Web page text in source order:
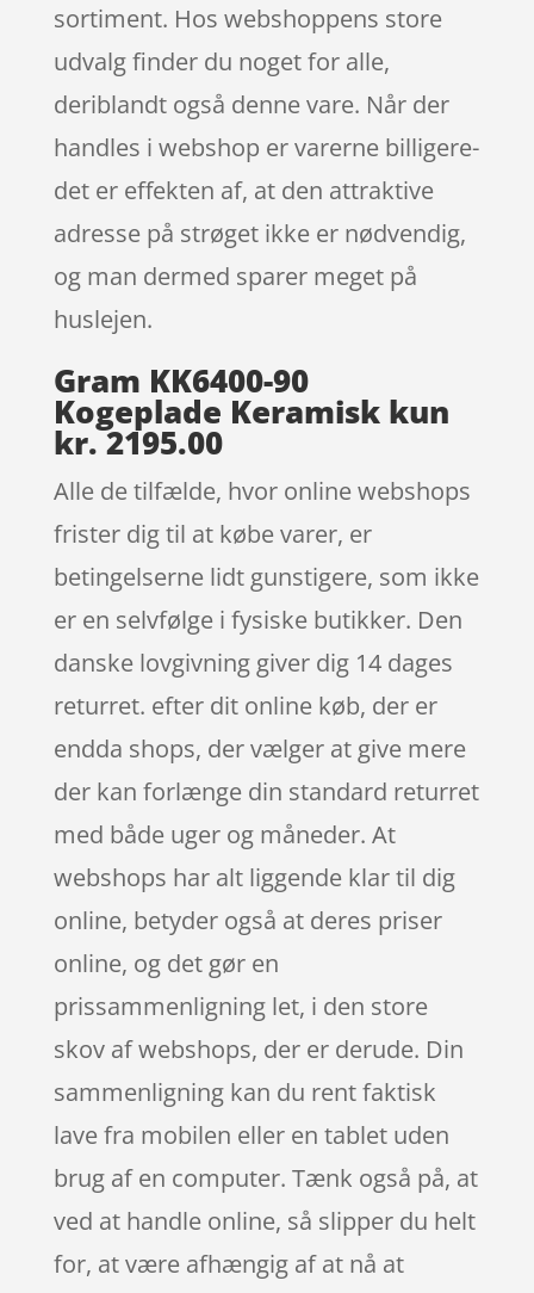
sortiment. Hos webshoppens store
udvalg finder du noget for alle,
deriblandt også denne vare. Når der
handles i webshop er varerne billigere-
det er effekten af, at den attraktive
adresse på strøget ikke er nødvendig,
og man dermed sparer meget på
huslejen.
Gram KK6400-90
Kogeplade Keramisk kun
kr. 2195.00
Alle de tilfælde, hvor online webshops
frister dig til at købe varer, er
betingelserne lidt gunstigere, som ikke
er en selvfølge i fysiske butikker. Den
danske lovgivning giver dig 14 dages
returret. efter dit online køb, der er
endda shops, der vælger at give mere
der kan forlænge din standard returret
med både uger og måneder. At
webshops har alt liggende klar til dig
online, betyder også at deres priser
online, og det gør en
prissammenligning let, i den store
skov af webshops, der er derude. Din
sammenligning kan du rent faktisk
lave fra mobilen eller en tablet uden
brug af en computer. Tænk også på, at
ved at handle online, så slipper du helt
for, at være afhængig af at nå at